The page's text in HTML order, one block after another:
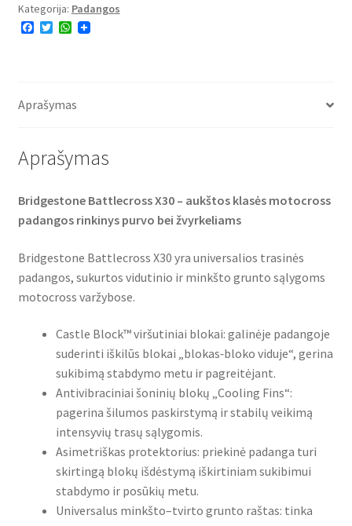
Kategorija: Padangos
F
o
T
r
W
p
Aprašymas
Aprašymas
Bridgestone Battlecross X30 – aukštos klasės motocross
padangos rinkinys purvo bei žvyrkeliams
Bridgestone Battlecross X30 yra universalios trasinės
padangos, sukurtos vidutinio ir minkšto grunto sąlygoms
motocross varžybose.
Castle Block™ viršutiniai blokai: galinėje padangoje
suderinti iškilūs blokai „blokas‑bloko viduje“, gerina
sukibimą stabdymo metu ir pagreitėjant.
Antivibraciniai šoninių blokų „Cooling Fins“:
pagerina šilumos paskirstymą ir stabilų veikimą
intensyvių trasų sąlygomis.
Asimetriškas protektorius: priekinė padanga turi
skirtingą blokų išdėstymą iškirtiniam sukibimui
stabdymo ir posūkių metu.
Universalus minkšto–tvirto grunto raštas: tinka